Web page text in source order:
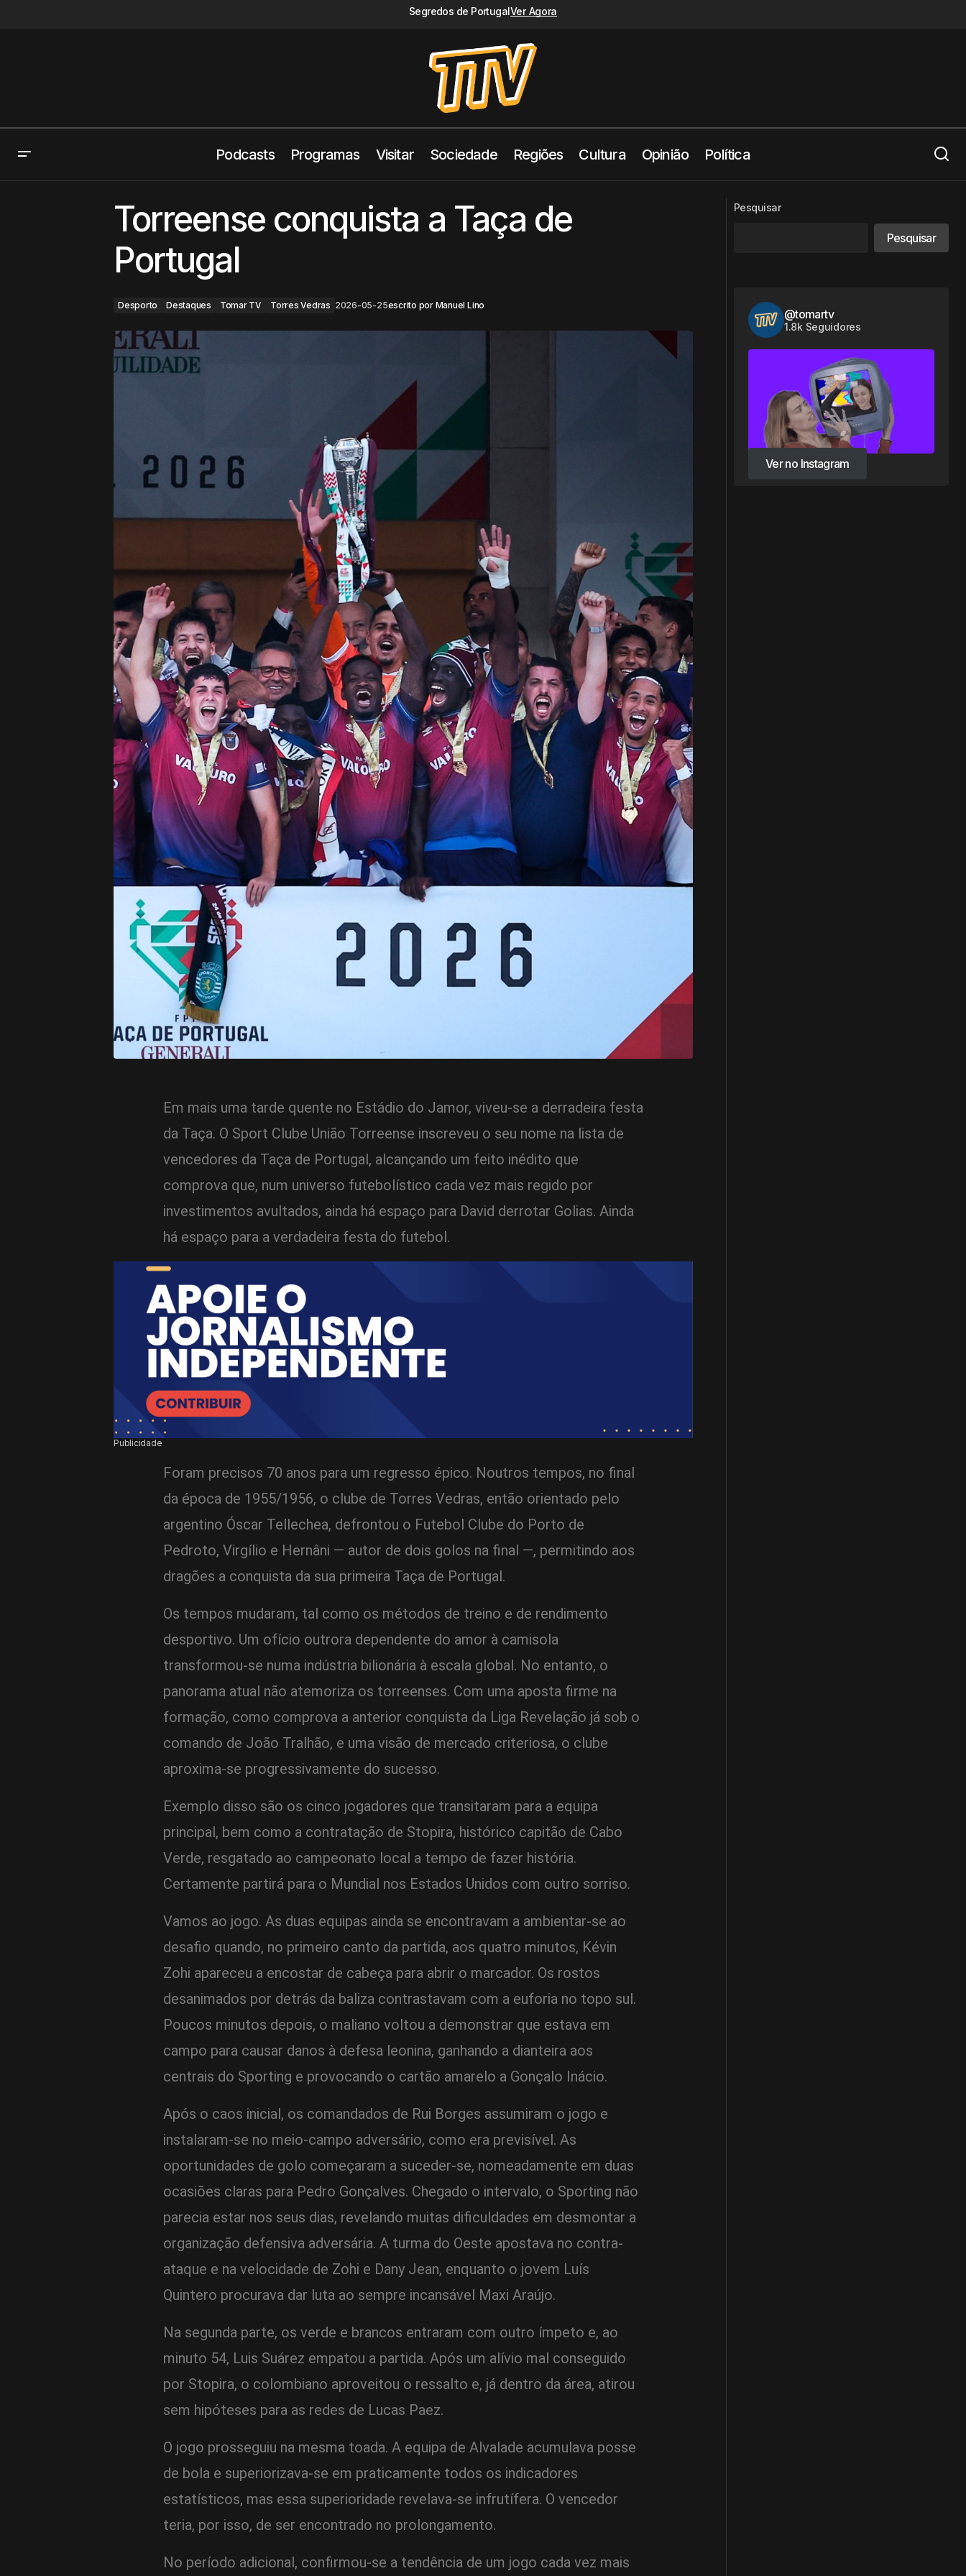
Segredos de PortugalVer Agora
Podcasts Programas Visitar Sociedade Regiões Cultura Opinião Política
Destaques Torreense conquista a Taça de Portugal Os Tabuleiros voltaram a sair à rua
Torreense conquista a Taça de
Portugal
Desporto Destaques Tomar TV Torres Vedras 2026-05-25escrito por Manuel Lino
Em mais uma tarde quente no Estádio do Jamor, viveu-se a derradeira festa
da Taça. O Sport Clube União Torreense inscreveu o seu nome na lista de
vencedores da Taça de Portugal, alcançando um feito inédito que
comprova que, num universo futebolístico cada vez mais regido por
investimentos avultados, ainda há espaço para David derrotar Golias. Ainda
há espaço para a verdadeira festa do futebol.
Publicidade
Foram precisos 70 anos para um regresso épico. Noutros tempos, no final
da época de 1955/1956, o clube de Torres Vedras, então orientado pelo
argentino Óscar Tellechea, defrontou o Futebol Clube do Porto de
Pedroto, Virgílio e Hernâni — autor de dois golos na final —, permitindo aos
dragões a conquista da sua primeira Taça de Portugal.
Os tempos mudaram, tal como os métodos de treino e de rendimento
desportivo. Um ofício outrora dependente do amor à camisola
transformou-se numa indústria bilionária à escala global. No entanto, o
panorama atual não atemoriza os torreenses. Com uma aposta firme na
formação, como comprova a anterior conquista da Liga Revelação já sob o
comando de João Tralhão, e uma visão de mercado criteriosa, o clube
aproxima-se progressivamente do sucesso.
Exemplo disso são os cinco jogadores que transitaram para a equipa
principal, bem como a contratação de Stopira, histórico capitão de Cabo
Verde, resgatado ao campeonato local a tempo de fazer história.
Certamente partirá para o Mundial nos Estados Unidos com outro sorriso.
Vamos ao jogo. As duas equipas ainda se encontravam a ambientar-se ao
desafio quando, no primeiro canto da partida, aos quatro minutos, Kévin
Zohi apareceu a encostar de cabeça para abrir o marcador. Os rostos
desanimados por detrás da baliza contrastavam com a euforia no topo sul.
Poucos minutos depois, o maliano voltou a demonstrar que estava em
campo para causar danos à defesa leonina, ganhando a dianteira aos
centrais do Sporting e provocando o cartão amarelo a Gonçalo Inácio.
Após o caos inicial, os comandados de Rui Borges assumiram o jogo e
instalaram-se no meio-campo adversário, como era previsível. As
oportunidades de golo começaram a suceder-se, nomeadamente em duas
ocasiões claras para Pedro Gonçalves. Chegado o intervalo, o Sporting não
parecia estar nos seus dias, revelando muitas dificuldades em desmontar a
organização defensiva adversária. A turma do Oeste apostava no contra-
ataque e na velocidade de Zohi e Dany Jean, enquanto o jovem Luís
Quintero procurava dar luta ao sempre incansável Maxi Araújo.
Na segunda parte, os verde e brancos entraram com outro ímpeto e, ao
minuto 54, Luis Suárez empatou a partida. Após um alívio mal conseguido
por Stopira, o colombiano aproveitou o ressalto e, já dentro da área, atirou
sem hipóteses para as redes de Lucas Paez.
O jogo prosseguiu na mesma toada. A equipa de Alvalade acumulava posse
de bola e superiorizava-se em praticamente todos os indicadores
estatísticos, mas essa superioridade revelava-se infrutífera. O vencedor
teria, por isso, de ser encontrado no prolongamento.
No período adicional, confirmou-se a tendência de um jogo cada vez mais
Pesquisar
Pesquisar
@tomartv
1.8k Seguidores
Ver no Instagram
Ver no Instagram